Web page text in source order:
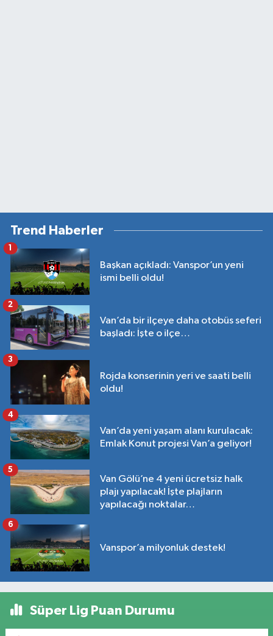
Trend Haberler
Başkan açıkladı: Vanspor’un yeni
ismi belli oldu!
1
Van’da bir ilçeye daha otobüs seferi
başladı: İşte o ilçe…
2
Rojda konserinin yeri ve saati belli
oldu!
3
Van’da yeni yaşam alanı kurulacak:
Emlak Konut projesi Van’a geliyor!
4
Van Gölü’ne 4 yeni ücretsiz halk
plajı yapılacak! İşte plajların
yapılacağı noktalar…
5
Vanspor’a milyonluk destek!
6
Süper Lig Puan Durumu